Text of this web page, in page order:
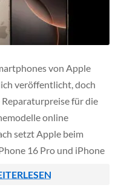
von Apple
veröffentlicht, doch
für die
online
setzt Apple beim
16 Pro und iPhone
wird